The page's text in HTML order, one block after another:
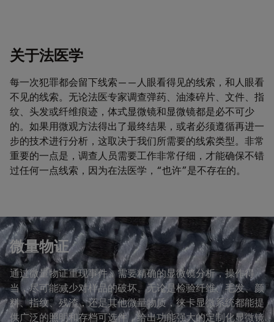
关于法医学
每一次犯罪都会留下线索——人眼看得见的线索，和人眼看
不见的线索。无论法医专家调查弹药、油漆碎片、文件、指
纹、头发或纤维痕迹，体式显微镜和显微镜都是必不可少
的。如果用微观方法得出了最终结果，或者必须遵循再进一
步的技术进行分析，这取决于我们所需要的线索类型。非常
重要的一点是，调查人员需要工作非常仔细，才能确保不错
过任何一点线索，因为在法医学，“也许”是不存在的。
微量物证
通过微量物证重现事件，需要精确的显微镜分析，操作得
当，尽可能减少对样品的破坏。无论是检验纤维、毛发、颜
料、指纹、残渣，还是其他微量物质，徕卡显微系统都能提
供广泛的照明和存档可选件，给出功能强大的定制化显微镜